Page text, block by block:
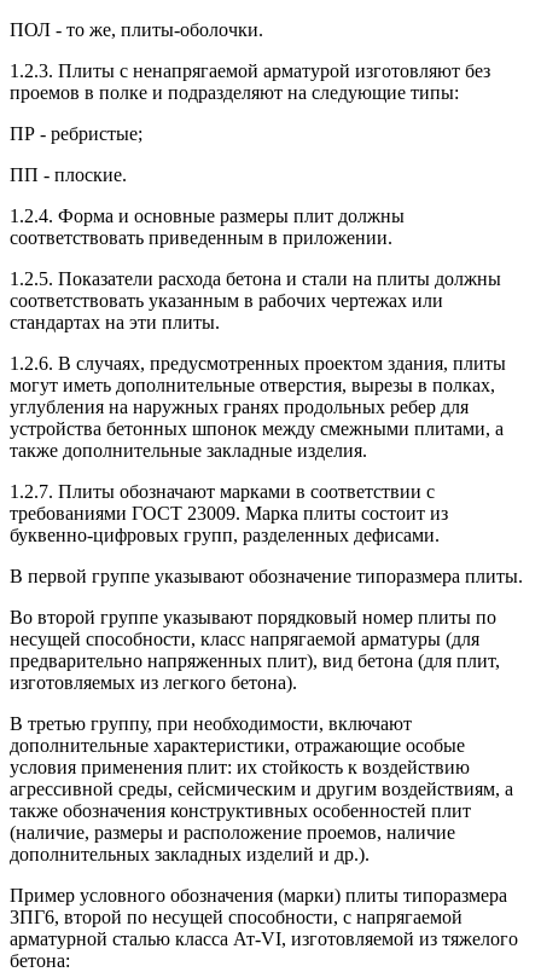
ПОЛ - то же, плиты-оболочки.
1.2.3. Плиты с ненапрягаемой арматурой изготовляют без
проемов в полке и подразделяют на следующие типы:
ПР - ребристые;
ПП - плоские.
1.2.4. Форма и основные размеры плит должны
соответствовать приведенным в приложении.
1.2.5. Показатели расхода бетона и стали на плиты должны
соответствовать указанным в рабочих чертежах или
стандартах на эти плиты.
1.2.6. В случаях, предусмотренных проектом здания, плиты
могут иметь дополнительные отверстия, вырезы в полках,
углубления на наружных гранях продольных ребер для
устройства бетонных шпонок между смежными плитами, а
также дополнительные закладные изделия.
1.2.7. Плиты обозначают марками в соответствии с
требованиями ГОСТ 23009. Марка плиты состоит из
буквенно-цифровых групп, разделенных дефисами.
В первой группе указывают обозначение типоразмера плиты.
Во второй группе указывают порядковый номер плиты по
несущей способности, класс напрягаемой арматуры (для
предварительно напряженных плит), вид бетона (для плит,
изготовляемых из легкого бетона).
В третью группу, при необходимости, включают
дополнительные характеристики, отражающие особые
условия применения плит: их стойкость к воздействию
агрессивной среды, сейсмическим и другим воздействиям, а
также обозначения конструктивных особенностей плит
(наличие, размеры и расположение проемов, наличие
дополнительных закладных изделий и др.).
Пример условного обозначения (марки) плиты типоразмера
3ПГ6, второй по несущей способности, с напрягаемой
арматурной сталью класса Ат-VI, изготовляемой из тяжелого
бетона: